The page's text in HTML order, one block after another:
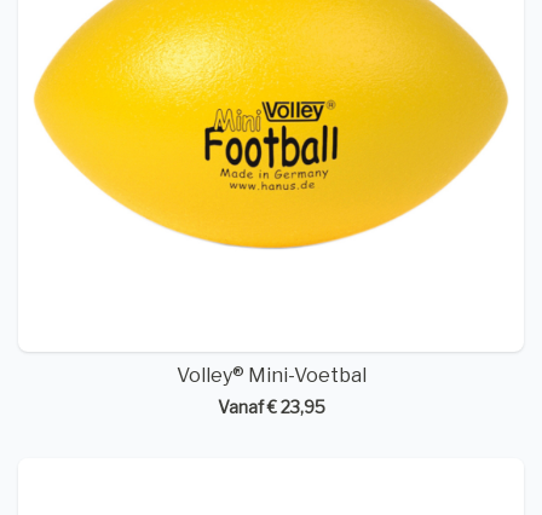
Volley® Mini-Voetbal
Vanaf € 23,95